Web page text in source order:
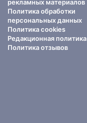
рекламных материалов
Политика обработки
персональных данных
Политика cookies
Редакционная политика
Политика отзывов